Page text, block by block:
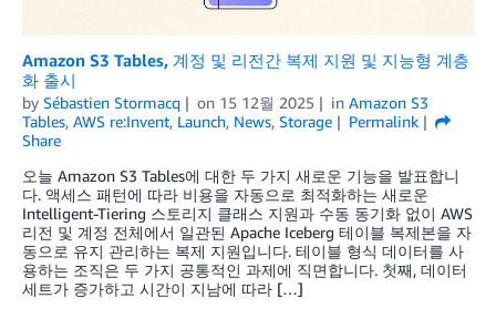
Amazon S3 Tables, 계정 및 리전간 복제 지원 및 지능형 계층
화 출시
by Sébastien Stormacq on 15 12월 2025 in Amazon S3
Tables, AWS re:Invent, Launch, News, Storage
Permalink
Share
오늘 Amazon S3 Tables에 대한 두 가지 새로운 기능을 발표합니
다. 액세스 패턴에 따라 비용을 자동으로 최적화하는 새로운
Intelligent-Tiering 스토리지 클래스 지원과 수동 동기화 없이 AWS
리전 및 계정 전체에서 일관된 Apache Iceberg 테이블 복제본을 자
동으로 유지 관리하는 복제 지원입니다. 테이블 형식 데이터를 사
용하는 조직은 두 가지 공통적인 과제에 직면합니다. 첫째, 데이터
세트가 증가하고 시간이 지남에 따라 […]